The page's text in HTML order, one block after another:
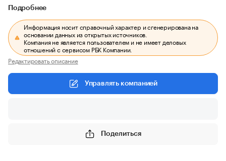
Подробнее
Информация носит справочный характер и сгенерирована на
основании данных из открытых источников.
Компания не является пользователем и не имеет деловых
отношений с сервисом РБК Компании.
Редактировать описание
Управлять компанией
Поделиться